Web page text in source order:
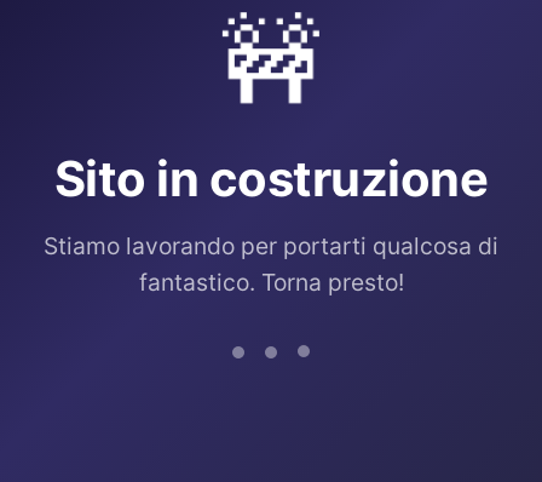
🚧
Sito in costruzione
Stiamo lavorando per portarti qualcosa di
fantastico. Torna presto!